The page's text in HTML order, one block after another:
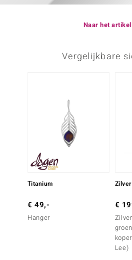
Naar het artikel
Vergelijkbare
Titanium
€ 49,-
Hanger
Zilver
€
Lee)